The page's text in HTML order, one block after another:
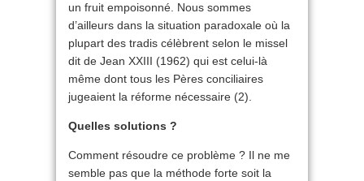
un fruit empoisonné. Nous sommes
d’ailleurs dans la situation paradoxale où la
plupart des tradis célèbrent selon le missel
dit de Jean XXIII (1962) qui est celui-là
même dont tous les Pères conciliaires
jugeaient la réforme nécessaire (2).
Quelles solutions ?
Comment résoudre ce problème ? Il ne me
semble pas que la méthode forte soit la